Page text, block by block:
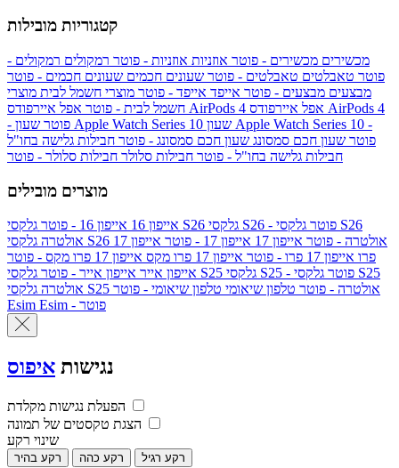
קטגוריות מובילות
מכשירים מכשירים - פוטר אוזניות אוזניות - פוטר רמקולים רמקולים -
פוטר טאבלטים טאבלטים - פוטר שעונים חכמים שעונים חכמים - פוטר
מבצעים מבצעים - פוטר אייפד אייפד - פוטר מוצרי חשמל לבית מוצרי
חשמל לבית - פוטר אפל איירפודס AirPods 4 אפל איירפודס AirPods 4
- פוטר שעון Apple Watch Series 10 שעון Apple Watch Series 10 -
פוטר שעון חכם סמסונג שעון חכם סמסונג - פוטר חבילות גלישה בחו"ל
חבילות גלישה בחו"ל - פוטר חבילות סלולר חבילות סלולר - פוטר
מוצרים מובילים
אייפון 16 אייפון 16 - פוטר גלקסי S26 גלקסי S26 - פוטר גלקסי S26
אולטרה
גלקסי S26 אולטרה - פוטר אייפון 17 אייפון 17 - פוטר
אייפון 17
פרו אייפון 17 פרו - פוטר אייפון 17 פרו מקס
אייפון 17 פרו מקס - פוטר
אייפון אייר אייפון אייר - פוטר גלקסי S25 גלקסי S25 - פוטר גלקסי S25
אולטרה
גלקסי S25 אולטרה - פוטר טלפון שיאומי טלפון שיאומי - פוטר
Esim
Esim - פוטר
נגישות איפוס
הפעלת נגישות מקלדת
הצגת טקסטים של תמונה
שינוי רקע
רקע בהיר רקע כהה רקע רגיל